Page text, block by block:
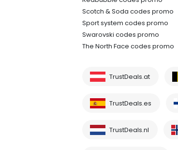
Scotch & Soda codes promo
Sport system codes promo
Swarovski codes promo
The North Face codes promo
TrustDeals.at
TrustDeals.es
TrustDeals.nl